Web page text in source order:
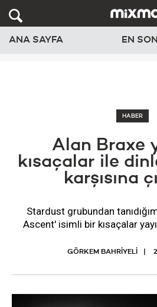
ANA SAYFA EN
HABER
Alan Braxe
kısaçalar ile
karşısına
Stardust grubundan
Ascent' isimli bir kısaçalar
GÖRKEM BAHRİYELİ